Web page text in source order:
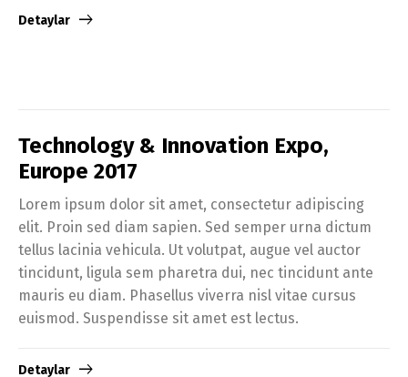
Detaylar
Technology & Innovation Expo,
Europe 2017
Lorem ipsum dolor sit amet, consectetur adipiscing
elit. Proin sed diam sapien. Sed semper urna dictum
tellus lacinia vehicula. Ut volutpat, augue vel auctor
tincidunt, ligula sem pharetra dui, nec tincidunt ante
mauris eu diam. Phasellus viverra nisl vitae cursus
euismod. Suspendisse sit amet est lectus.
Detaylar